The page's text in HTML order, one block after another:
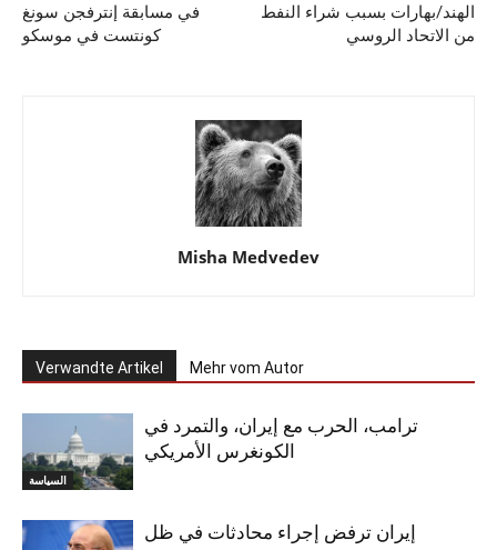
في مسابقة إنترفجن سونغ
كونتست في موسكو
الهند/بهارات بسبب شراء النفط
من الاتحاد الروسي
Misha Medvedev
Verwandte Artikel Mehr vom Autor
السياسة
ترامب، الحرب مع إيران، والتمرد في
الكونغرس الأمريكي
إيران ترفض إجراء محادثات في ظل